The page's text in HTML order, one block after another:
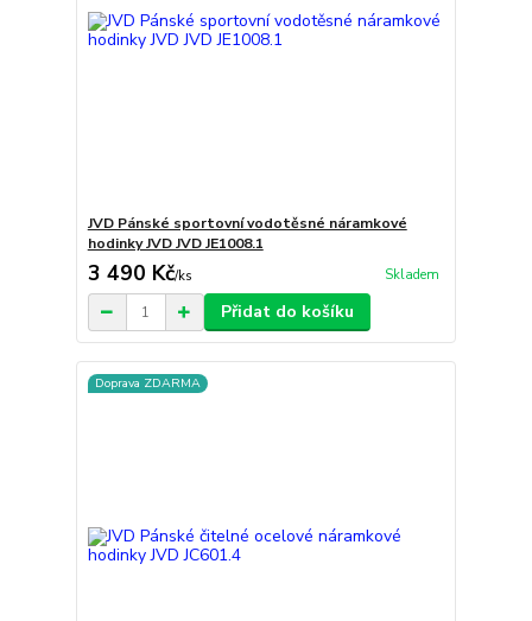
JVD Pánské sportovní vodotěsné náramkové
hodinky JVD JVD JE1008.1
3 490 Kč/ks Skladem
Přidat do košíku
Doprava ZDARMA